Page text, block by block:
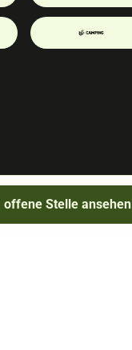
offene Stelle ansehen